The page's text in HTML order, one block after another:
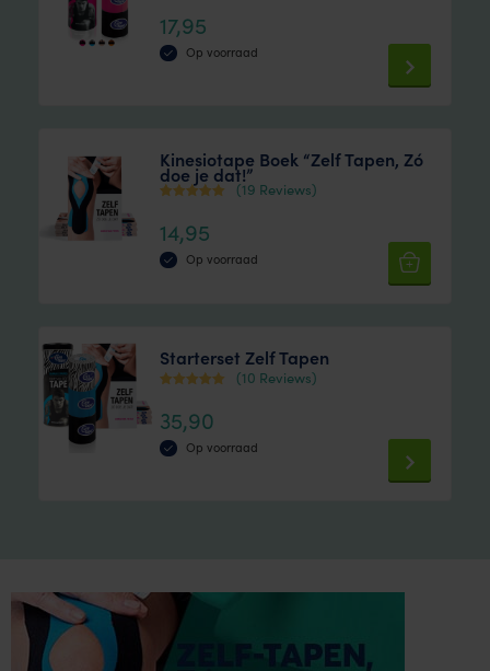
The
options
on
product
page
4.44
uit 5
17,95
Op voorraad
multiple
variants.
The
options
on
product
page
Kinesiotape Boek “Zelf Tapen, Zó
doe je dat!”
4.84
uit 5
(19 Reviews)
14,95
Op voorraad
Starterset Zelf Tapen
4.80
uit 5
(10 Reviews)
35,90
Op voorraad
variants.
The
options